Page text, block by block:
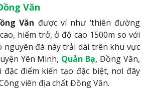
Văn
Văn được ví như ‘thiên đường
hiểm trở, ở độ cao 1500m so với
nguyên đá này trải dài trên khu vực
Yên Minh, Quản Bạ, Đồng Văn,
đặc điểm kiến tạo đặc biệt, nơi đây
viên địa chất Đồng Văn.